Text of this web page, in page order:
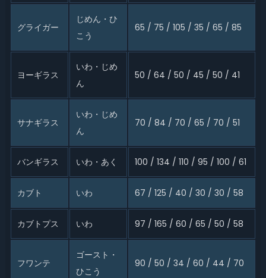
グライガー
じめん・ひ
こう
65 / 75 / 105 / 35 / 65 / 85
ヨーギラス
いわ・じめ
ん
50 / 64 / 50 / 45 / 50 / 41
サナギラス
いわ・じめ
ん
70 / 84 / 70 / 65 / 70 / 51
バンギラス いわ・あく 100 / 134 / 110 / 95 / 100 / 61
カブト いわ 67 / 125 / 40 / 30 / 30 / 58
カブトプス いわ 97 / 165 / 60 / 65 / 50 / 58
フワンテ
ゴースト・
ひこう
90 / 50 / 34 / 60 / 44 / 70